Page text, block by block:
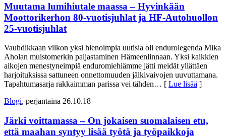
Muutama lumihiutale maassa – Hyvinkään
Moottorikerhon 80-vuotisjuhlat ja HF-Autohuollon
25-vuotisjuhlat
Vauhdikkaan viikon yksi hienoimpia uutisia oli endurolegenda Mika
Aholan muistomerkin paljastaminen Hämeenlinnaan. Yksi kaikkien
aikojen menestyneimpiä enduromiehiämme jätti meidät yllättäen
harjoituksissa sattuneen onnettomuuden jälkivaivojen uuvuttamana.
Tapahtumasarja rakkaimman parissa vei tähden… [ Lue lisää ]
Blogi, perjantaina 26.10.18
Järki voittamassa – On jokaisen suomalaisen etu,
että maahan syntyy lisää työtä ja työpaikkoja